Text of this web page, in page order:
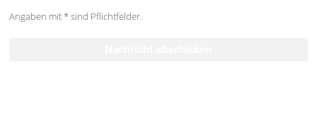
Angaben mit * sind Pflichtfelder.